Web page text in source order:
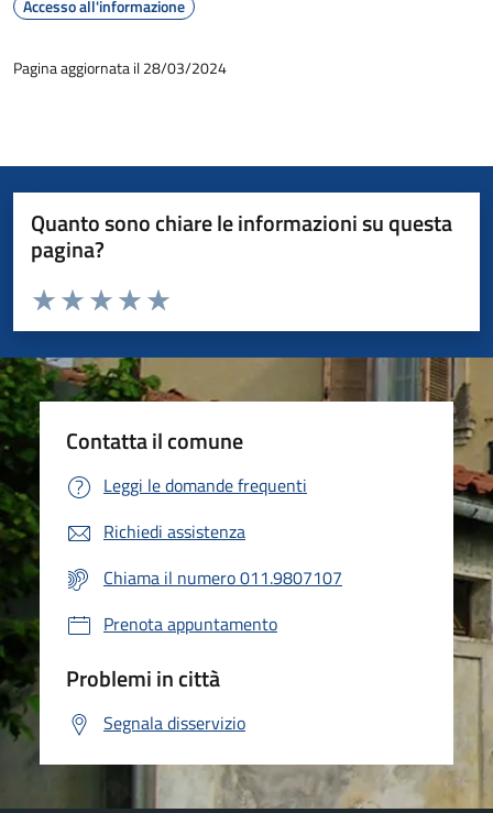
Accesso all'informazione
Pagina aggiornata il 28/03/2024
Quanto sono chiare le informazioni su questa
pagina?
Valuta da 1 a 5 stelle la pagina
Valuta 5 stelle su 5
Valuta 4 stelle su 5
Valuta 3 stelle su 5
Valuta 2 stelle su 5
Valuta 1 stelle su 5
Contatta il comune
Leggi le domande frequenti
Richiedi assistenza
Chiama il numero 011.9807107
Prenota appuntamento
Problemi in città
Segnala disservizio